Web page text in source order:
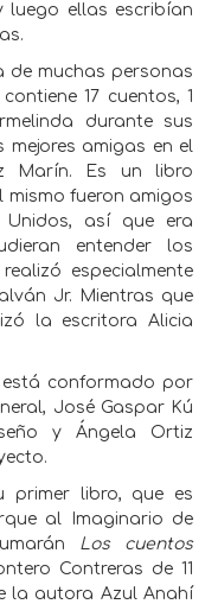
luego ellas escribían
de muchas personas
17 cuentos, 1
durante sus
mejores amigas en el
Marín. Es un libro
mismo fueron amigos
así que era
entender los
especialmente
Jr. Mientras que
la escritora Alicia
está conformado por
José Gaspar Kú
y Ángela Ortiz
primer libro, que es
al Imaginario de
Los cuentos
Contreras de 11
la autora Azul Anahí